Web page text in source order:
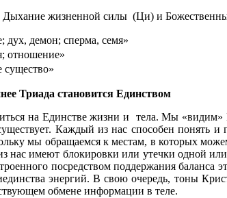
Дыхание жизненной силы (Ци) и
дух, демон; сперма, семя»
отношение»
существо»
Триада становится Единством
на Единстве жизни и тела. Мы
Каждый из нас способен понять
мы обращаемся к местам, в которых
нас имеют блокировки или утечки одной
посредством поддержания баланса
энергий. В свою очередь, тоны
обмене информации в теле.